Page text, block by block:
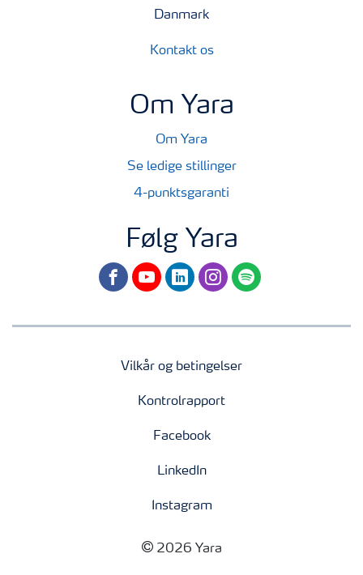
Danmark
Kontakt os
Om Yara
Om Yara
Se ledige stillinger
4-punktsgaranti
Følg Yara
facebookyoutubelinkedininstagram
spotify
Vilkår og betingelser
Kontrolrapport
Facebook
LinkedIn
Instagram
2026 Yara